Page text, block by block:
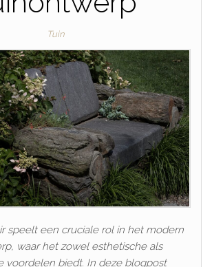
Tuin
speelt een cruciale rol in het modern
waar het zowel esthetische als
voordelen biedt. In deze blogpost